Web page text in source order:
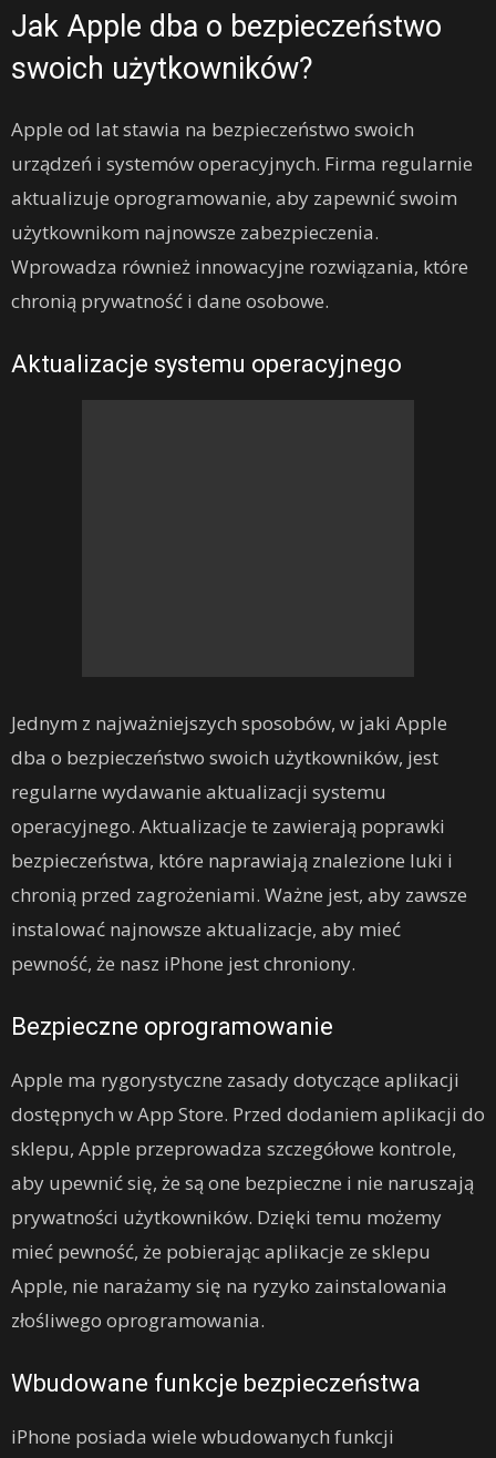
Jak Apple dba o bezpieczeństwo
swoich użytkowników?
Apple od lat stawia na bezpieczeństwo swoich
urządzeń i systemów operacyjnych. Firma regularnie
aktualizuje oprogramowanie, aby zapewnić swoim
użytkownikom najnowsze zabezpieczenia.
Wprowadza również innowacyjne rozwiązania, które
chronią prywatność i dane osobowe.
Aktualizacje systemu operacyjnego
Jednym z najważniejszych sposobów, w jaki Apple
dba o bezpieczeństwo swoich użytkowników, jest
regularne wydawanie aktualizacji systemu
operacyjnego. Aktualizacje te zawierają poprawki
bezpieczeństwa, które naprawiają znalezione luki i
chronią przed zagrożeniami. Ważne jest, aby zawsze
instalować najnowsze aktualizacje, aby mieć
pewność, że nasz iPhone jest chroniony.
Bezpieczne oprogramowanie
Apple ma rygorystyczne zasady dotyczące aplikacji
dostępnych w App Store. Przed dodaniem aplikacji do
sklepu, Apple przeprowadza szczegółowe kontrole,
aby upewnić się, że są one bezpieczne i nie naruszają
prywatności użytkowników. Dzięki temu możemy
mieć pewność, że pobierając aplikacje ze sklepu
Apple, nie narażamy się na ryzyko zainstalowania
złośliwego oprogramowania.
Wbudowane funkcje bezpieczeństwa
iPhone posiada wiele wbudowanych funkcji